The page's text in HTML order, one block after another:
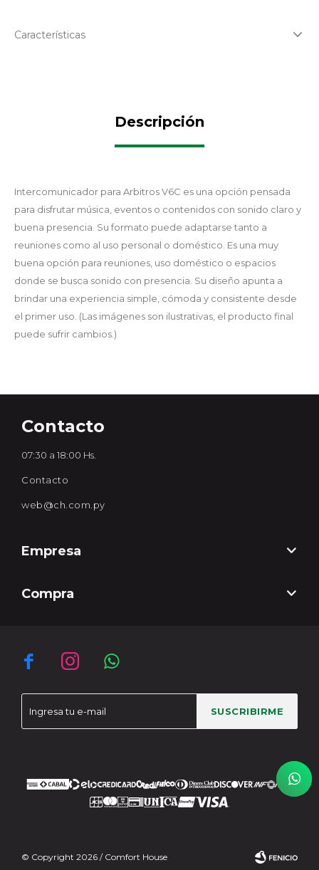
Características
Descripción
Intercomunicador para Arbitros V6C es una opción pensada
para disfrutar música, eventos o contenidos con sonido claro y
buena presencia. Su formato puede adaptarse tanto a
reuniones como al uso personal o doméstico. Es una muy
buena opción para reuniones, uso doméstico o espacios
donde se busca sonido con presencia. Su diseño apunta a
brindar una experiencia simple, cómoda y consistente desde
el primer uso. (Las imágenes son ilustrativas, el producto final
puede sufrir cambios.)
  
SUSCRIBIRME
Contacto
07:30 a 18:00 Hs.
Contacto
web@ch.com.py
Empresa
Compra
© Copyright 2026 / Comfort House